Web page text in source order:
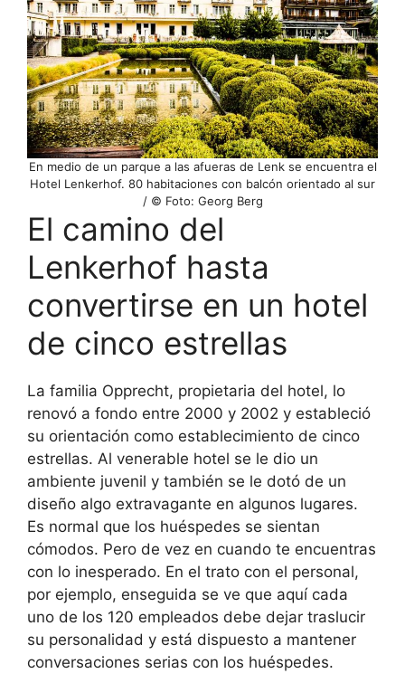
En medio de un parque a las afueras de Lenk se encuentra el
Hotel Lenkerhof. 80 habitaciones con balcón orientado al sur
/ © Foto: Georg Berg
El camino del
Lenkerhof hasta
convertirse en un hotel
de cinco estrellas
La familia Opprecht, propietaria del hotel, lo
renovó a fondo entre 2000 y 2002 y estableció
su orientación como establecimiento de cinco
estrellas. Al venerable hotel se le dio un
ambiente juvenil y también se le dotó de un
diseño algo extravagante en algunos lugares.
Es normal que los huéspedes se sientan
cómodos. Pero de vez en cuando te encuentras
con lo inesperado. En el trato con el personal,
por ejemplo, enseguida se ve que aquí cada
uno de los 120 empleados debe dejar traslucir
su personalidad y está dispuesto a mantener
conversaciones serias con los huéspedes.